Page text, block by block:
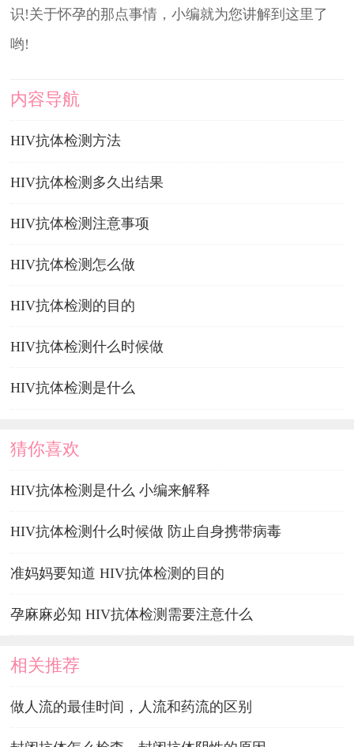
识!关于怀孕的那点事情，小编就为您讲解到这里了
哟!
内容导航
HIV抗体检测方法
HIV抗体检测多久出结果
HIV抗体检测注意事项
HIV抗体检测怎么做
HIV抗体检测的目的
HIV抗体检测什么时候做
HIV抗体检测是什么
猜你喜欢
HIV抗体检测是什么 小编来解释
HIV抗体检测什么时候做 防止自身携带病毒
准妈妈要知道 HIV抗体检测的目的
孕麻麻必知 HIV抗体检测需要注意什么
相关推荐
做人流的最佳时间，人流和药流的区别